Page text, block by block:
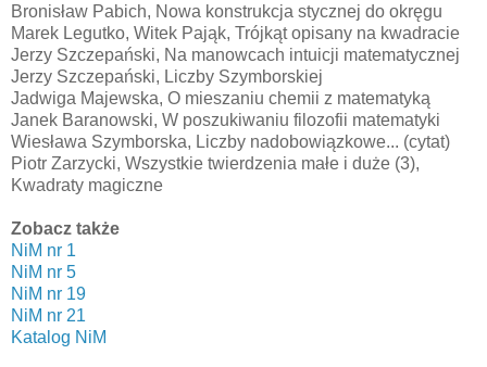
Bronisław Pabich, Nowa konstrukcja stycznej do okręgu
Marek Legutko, Witek Pająk, Trójkąt opisany na kwadracie
Jerzy Szczepański, Na manowcach intuicji matematycznej
Jerzy Szczepański, Liczby Szymborskiej
Jadwiga Majewska, O mieszaniu chemii z matematyką
Janek Baranowski, W poszukiwaniu filozofii matematyki
Wiesława Szymborska, Liczby nadobowiązkowe... (cytat)
Piotr Zarzycki, Wszystkie twierdzenia małe i duże (3),
Kwadraty magiczne
Zobacz także
NiM nr 1
NiM nr 5
NiM nr 19
NiM nr 21
Katalog NiM